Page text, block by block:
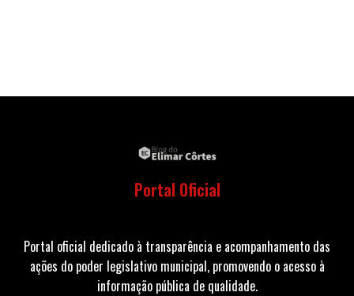
Portal Oficial
Portal oficial dedicado à transparência e acompanhamento das
ações do poder legislativo municipal, promovendo o acesso à
informação pública de qualidade.